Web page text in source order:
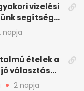
vizelési
segítséget
napja
ételek a
választás
2 napja